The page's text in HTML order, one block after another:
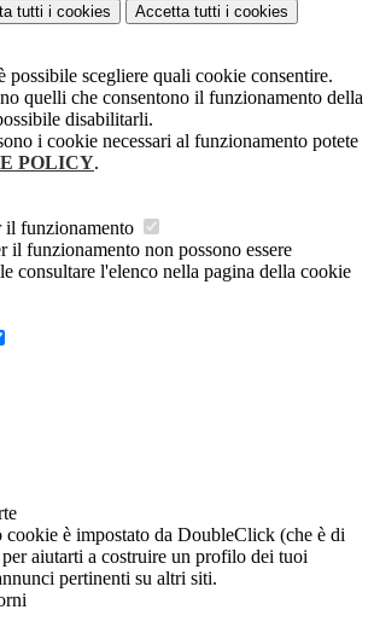
tutti i cookies Accetta tutti i cookies
possibile scegliere quali cookie consentire.
quelli che consentono il funzionamento della
disabilitarli.
i cookie necessari al funzionamento potete
POLICY.
il funzionamento
il funzionamento non possono essere
consultare l'elenco nella pagina della cookie
cookie è impostato da DoubleClick (che è di
aiutarti a costruire un profilo dei tuoi
pertinenti su altri siti.